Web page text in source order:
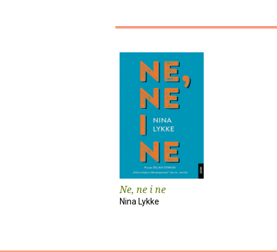
Ne, ne i ne
Nina Lykke